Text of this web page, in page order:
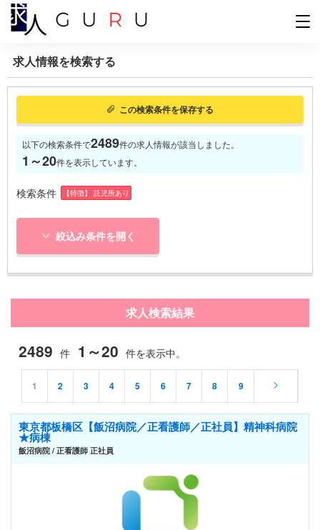
求人情報を検索する
この検索条件を保存する
以下の検索条件で2489件の求人情報が該当しました。
1～20件を表示しています。
検索条件 【特徴】 託児所あり
絞込み条件を開く
求人検索結果
2489 件 1～20 件を表示中。
1 2 3 4 5 6 7 8 9
東京都板橋区【飯沼病院／正看護師／正社員】精神科病院
★病棟
飯沼病院 / 正看護師 正社員